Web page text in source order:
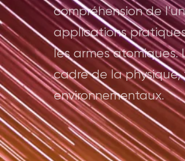
compréhension de
applications
les armes
cadre de la
environnementaux.